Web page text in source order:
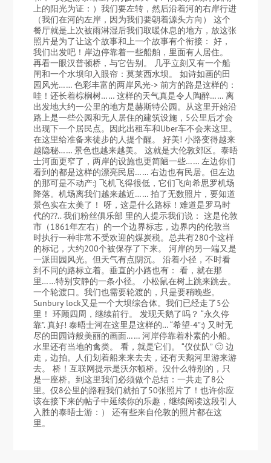
上的阳光为证：）我们要左转，然后沿着河的右岸行进
（我们在河的左岸，因为我们要朝着源头方向） 这个
餐厅就是上次被雨淋湿后我们取暖休息的地方，放这张
照片是为了让这个故事和上一个故事有个衔接： 好，
我们出发吧！岸边停靠着一些船舶，里面有人居住。
再看一眼汉普顿桥，与它告别。 几乎立刻又有一个船
闸和一个水坝印入眼帘：莫莱西水坝。 如诗如画的田
园风光…… 色彩丰富的两岸风光-> 前方的路是这样的：
哇！还长着棕榈树…… 这样的天气真是令人陶醉…… 离
出发地大约一公里的地方是赫斯特公园。从这里开始沿
路上是一些公园和无人居住的建筑设施，5公里后才会
出现下一个居民点。因此出租车和Uber车不会来这里。
在这里给准备来徒步的人提个醒。 好美! 小路变得越来
越隐秘…… 景色也越来越美。 这就是大伦敦郊区。泰晤
士河面更窄了，两岸的设施也更简陋一些…… 左边你们
看到的都是这样的漂亮民居…… 右边也有民居。但左边
的那可是不动产:) 飞机飞得很低，它们飞向希思罗机场
降落。机场离我们越来越近…… 拍了无数照片，要知道
景色实在太美了！ 呀，这是什么路标！难道是罗马时
代的??.. 我们粉丝俱乐部 里的人提示我们说： 这是伦敦
市（1861年左右）的一个边界标志，边界内的伦敦当
时执行一种非常不受欢迎的煤炭税。总共有280个这样
的标记，大约200个被保存了下来。 河岸的另一端又是
一派田园风光。但天气有点阴沉。 沿着小径，不时看
到不同的路标立着。垂直的小路也有： 看，就在那
里……特别安静的一条小径。 小松鼠在树上跳来跳去。
一个轮渡口。我们也需要轮渡的，只是要稍晚些。
Sunbury lock又是一个大坝综合体。我们已经走了5公
里！ 环顾四周，继续前行。 发现天鹅了吗？ “永久停
靠”. 真好! 泰晤士河在这里是这样的… “希望-4”:) 又时无
尽的田园诗般美丽的画面…… 河岸停靠着朴素的小船。
水里还有当地的禽类。 看，就是它们。 “仪仗队” 🙂 边
走，边拍。人们划着船来来去去，还有天鹅河里游来游
去。 桥！互联网提示是沃尔顿桥。没什么特别的，只
是一座桥。到这里我们必须做个总结：一共走了8公
里。仅8公里的路程我们就拍了50张照片了！也许你应
该在接下来的帖子中延续你的乐趣，继续阅读这段引人
入胜的泰晤士游：） 还有些来自伦敦的照片都在这
里。